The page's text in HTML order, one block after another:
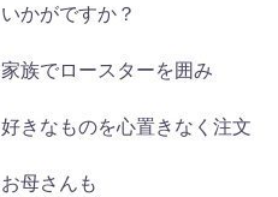
いかがですか？
家族でロースターを囲み
好きなものを心置きなく注文
お母さんも